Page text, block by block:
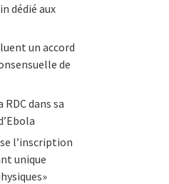
dédié aux
un accord
de
dans sa
l’inscription
unique